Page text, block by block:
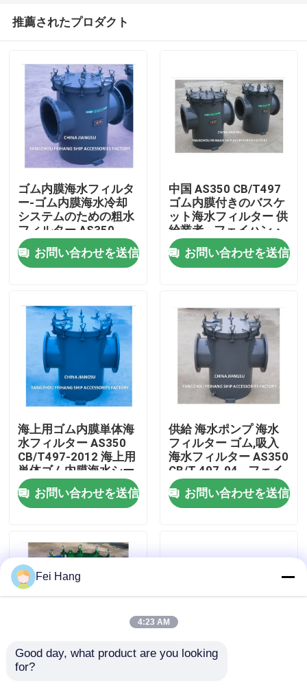
製品
企業情報
会社案内
品質管理
お問い合わせ
見積依頼
マリンエアベントヘッド
推薦されたプロダクト
ゴム内膜海水フィルタ
ー-ゴム内膜海水冷却
システムのための粗水
フィルター AS350
CB/T497-1994
お問い合わせを送信
中国 AS350 CB/T497
ゴム内膜付きのバスケ
ット海水フィルター 供
給業者 - フェイハン・
マリン
お問い合わせを送信
海上用ゴム内膜単体海
水フィルター AS350
CB/T497-2012 海上用
単体ゴム内膜海水シー
トナー
お問い合わせを送信
供給 海水ポンプ 海水
フィルター ゴム,吸入
海水フィルター AS350
CB/T 497-94 - フェイ
ハン海事
お問い合わせを送信
海上用ゴム内膜付き単
Fei Hang
4:23 AM
Good day, what product are you looking
for?